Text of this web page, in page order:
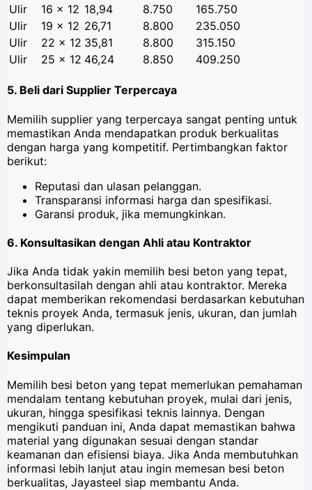
Ulir
16 x 12 18,94 8.750
165.750
Ulir
19 x 12 26,71 8.800
235.050
Ulir
22 x 12 35,81 8.800
315.150
Ulir
25 x 12 46,24 8.850 409.250
5. Beli dari Supplier Terpercaya
Memilih supplier yang terpercaya sangat penting untuk
memastikan Anda mendapatkan produk berkualitas
dengan harga yang kompetitif. Pertimbangkan faktor
berikut:
Reputasi dan ulasan pelanggan.
Transparansi informasi harga dan spesifikasi.
Garansi produk, jika memungkinkan.
6. Konsultasikan dengan Ahli atau Kontraktor
Jika Anda tidak yakin memilih besi beton yang tepat,
berkonsultasilah dengan ahli atau kontraktor. Mereka
dapat memberikan rekomendasi berdasarkan kebutuhan
teknis proyek Anda, termasuk jenis, ukuran, dan jumlah
yang diperlukan.
Kesimpulan
Memilih besi beton yang tepat memerlukan pemahaman
mendalam tentang kebutuhan proyek, mulai dari jenis,
ukuran, hingga spesifikasi teknis lainnya. Dengan
mengikuti panduan ini, Anda dapat memastikan bahwa
material yang digunakan sesuai dengan standar
keamanan dan efisiensi biaya. Jika Anda membutuhkan
informasi lebih lanjut atau ingin memesan besi beton
berkualitas, Jayasteel siap membantu Anda.